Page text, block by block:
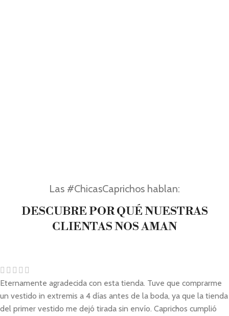
Las #ChicasCaprichos hablan:
DESCUBRE POR QUÉ NUESTRAS
CLIENTAS NOS AMAN
Eternamente agradecida con esta tienda. Tuve que comprarme
un vestido in extremis a 4 días antes de la boda, ya que la tienda
del primer vestido me dejó tirada sin envío. Caprichos cumplió